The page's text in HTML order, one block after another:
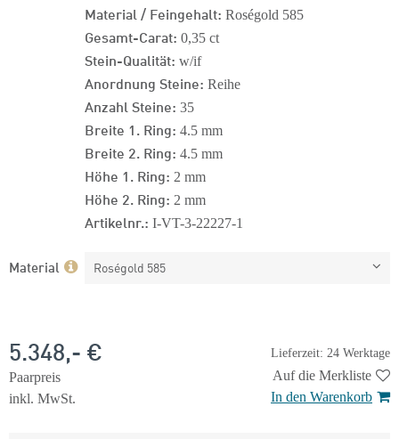
Material / Feingehalt: Roségold 585
Gesamt-Carat: 0,35 ct
Stein-Qualität: w/if
Anordnung Steine: Reihe
Anzahl Steine: 35
Breite 1. Ring: 4.5 mm
Breite 2. Ring: 4.5 mm
Höhe 1. Ring: 2 mm
Höhe 2. Ring: 2 mm
Artikelnr.: I-VT-3-22227-1
Material Roségold 585
Lieferzeit: 24 Werktage
5.348,- €
Paarpreis
inkl. MwSt.
Auf die Merkliste
In den Warenkorb